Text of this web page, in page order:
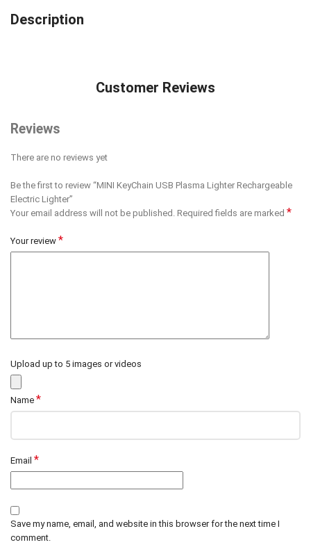
Description
Customer Reviews
Reviews
There are no reviews yet
Be the first to review “MINI KeyChain USB Plasma Lighter Rechargeable
Electric Lighter”
Your email address will not be published. Required fields are marked *
Your review *
Upload up to 5 images or videos
Name *
Email *
Save my name, email, and website in this browser for the next time I
comment.